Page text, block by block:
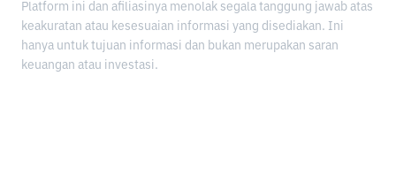
Platform ini dan afiliasinya menolak segala tanggung jawab atas
keakuratan atau kesesuaian informasi yang disediakan. Ini
hanya untuk tujuan informasi dan bukan merupakan saran
keuangan atau investasi.